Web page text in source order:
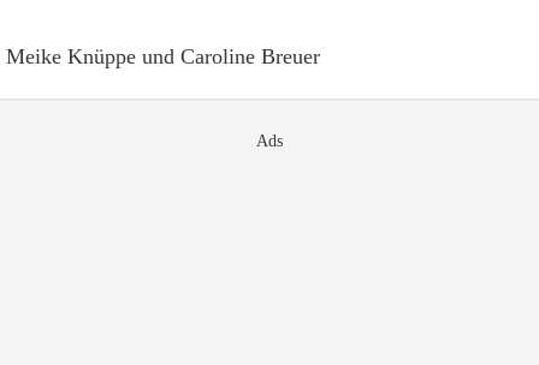
Meike Knüppe und Caroline Breuer
Ads